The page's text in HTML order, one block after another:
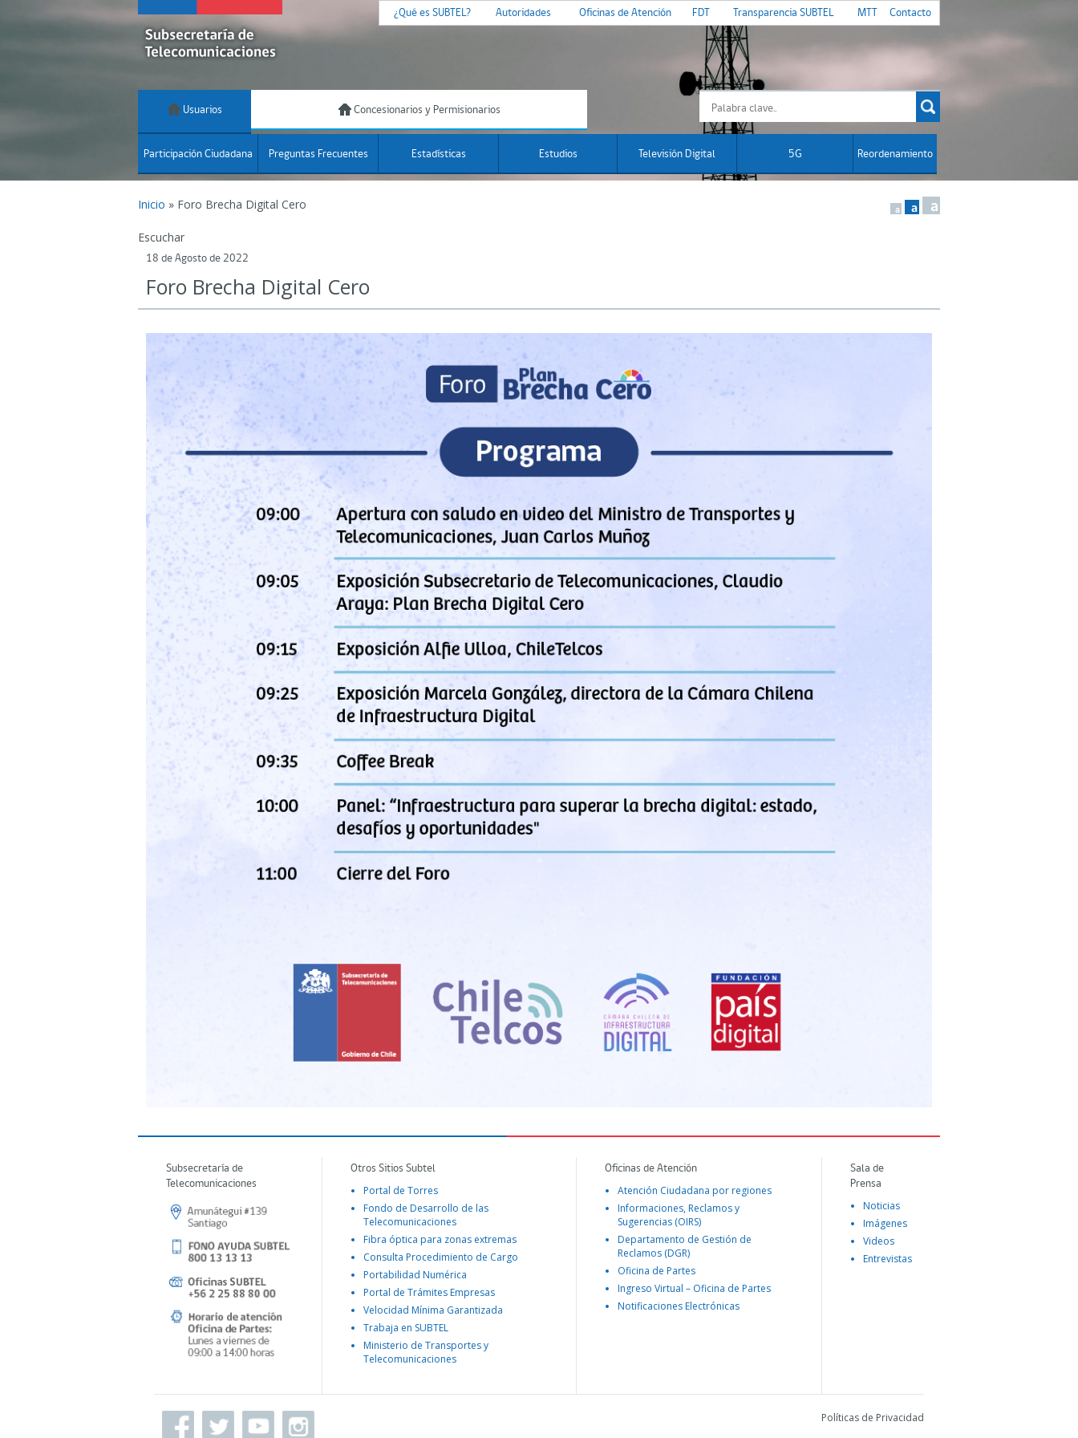
¿Qué es SUBTEL? Autoridades Oficinas de Atención FDT Transparencia SUBTEL MTT Contacto
Usuarios Concesionarios y Permisionarios
Participación Ciudadana Preguntas Frecuentes Estadísticas Estudios Televisión Digital 5G Reordenamiento
Inicio » Foro Brecha Digital Cero a a a
Escuchar
18 de Agosto de 2022
Foro Brecha Digital Cero
Subsecretaría de
Telecomunicaciones
Otros Sitios Subtel
Portal de Torres
Fondo de Desarrollo de las
Telecomunicaciones
Fibra óptica para zonas extremas
Consulta Procedimiento de Cargo
Portabilidad Numérica
Portal de Trámites Empresas
Velocidad Mínima Garantizada
Trabaja en SUBTEL
Ministerio de Transportes y
Telecomunicaciones
Oficinas de Atención
Atención Ciudadana por regiones
Informaciones, Reclamos y
Sugerencias (OIRS)
Departamento de Gestión de
Reclamos (DGR)
Oficina de Partes
Ingreso Virtual – Oficina de Partes
Notificaciones Electrónicas
Sala de
Prensa
Noticias
Imágenes
Videos
Entrevistas
Políticas de Privacidad